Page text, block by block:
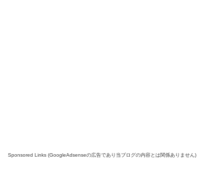
Sponsored Links (GoogleAdsenseの広告であり当ブログの内容とは関係ありません)